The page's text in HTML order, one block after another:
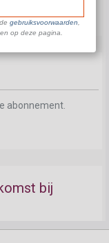
abonnement.
bij
abonnement.
gebruiksvoorwaarden
op deze pagina.